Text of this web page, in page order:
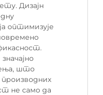
Дизајн
оптимизује
што
не само да